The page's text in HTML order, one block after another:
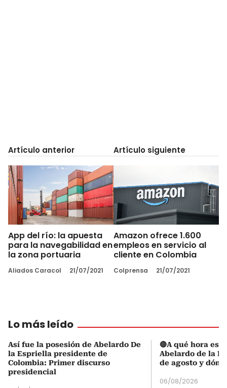
Artículo anterior
App del río: la apuesta
para la navegabilidad en
la zona portuaria
Aliados Caracol 21/07/2021
Artículo siguiente
Amazon ofrece 1.600
empleos en servicio al
cliente en Colombia
Colprensa 21/07/2021
Lo más leído
Así fue la posesión de Abelardo De
la Espriella presidente de
Colombia: Primer discurso
presidencial
🔴A qué hora es
Abelardo de la
de agosto y
06/08/2026